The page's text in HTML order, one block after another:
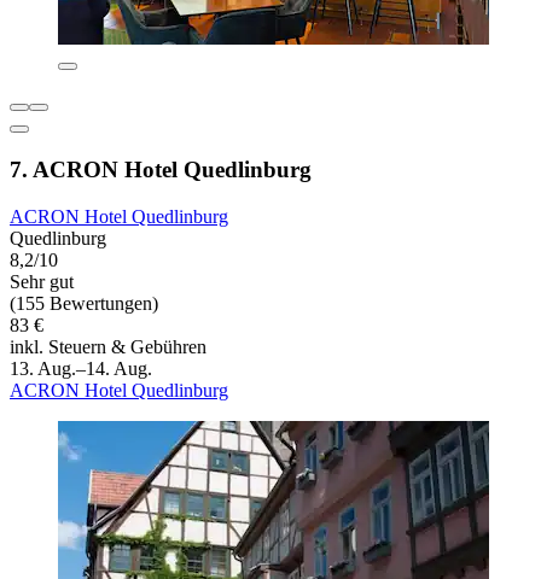
7. ACRON Hotel Quedlinburg
ACRON Hotel Quedlinburg
Quedlinburg
8,2/10
Sehr gut
(155 Bewertungen)
83 €
inkl. Steuern & Gebühren
13. Aug.–14. Aug.
ACRON Hotel Quedlinburg